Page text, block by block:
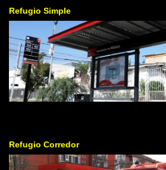
Refugio Simple
Refugio Corredor